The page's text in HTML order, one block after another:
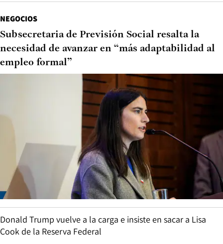
NEGOCIOS
Subsecretaria de Previsión Social resalta la
necesidad de avanzar en “más adaptabilidad al
empleo formal”
Donald Trump vuelve a la carga e insiste en sacar a Lisa
Cook de la Reserva Federal